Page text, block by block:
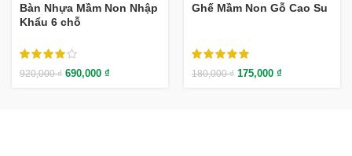
Bàn Nhựa Mầm Non Nhập
Khẩu 6 chỗ
920,000₫ 690,000 ₫
Ghế Mầm Non Gỗ Cao Su
180,000₫ 175,000 ₫